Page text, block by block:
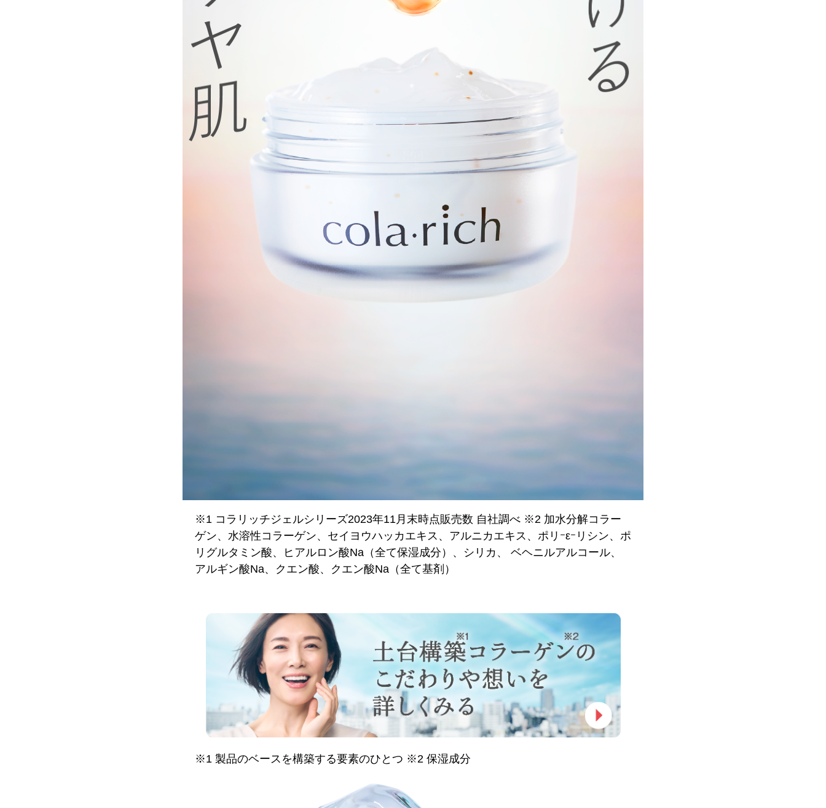
※1 コラリッチジェルシリーズ2023年11月末時点販売数 自社調べ ※2 加水分解コラー
ゲン、水溶性コラーゲン、セイヨウハッカエキス、アルニカエキス、ポリｰεｰリシン、ポ
リグルタミン酸、ヒアルロン酸Na（全て保湿成分）、シリカ、 ベヘニルアルコール、
アルギン酸Na、クエン酸、クエン酸Na（全て基剤）
※1 製品のベースを構築する要素のひとつ ※2 保湿成分